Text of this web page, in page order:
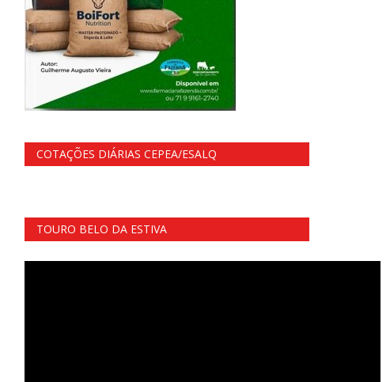
COTAÇÕES DIÁRIAS CEPEA/ESALQ
TOURO BELO DA ESTIVA